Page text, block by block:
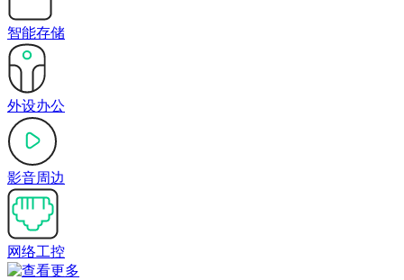
智能存储
外设办公
影音周边
网络工控